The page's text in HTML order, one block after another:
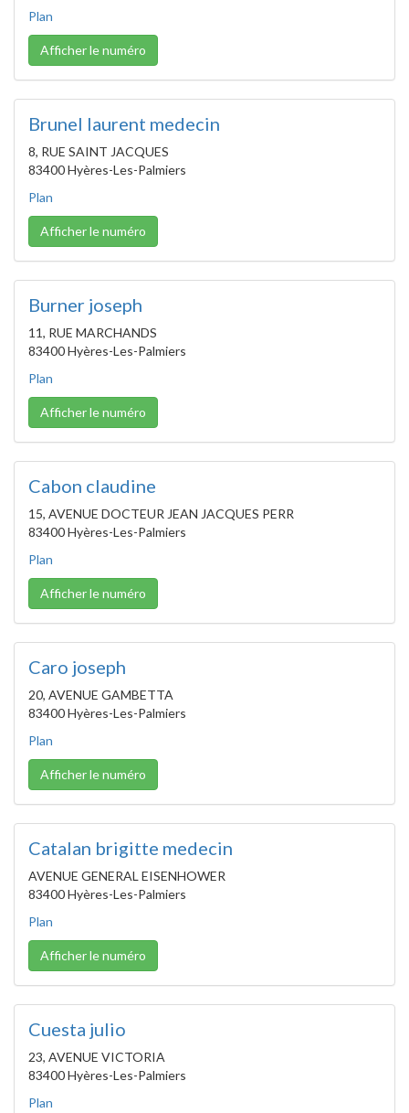
Plan
Afficher le numéro
Brunel laurent medecin
8, RUE SAINT JACQUES
83400 Hyères-Les-Palmiers
Plan
Afficher le numéro
Burner joseph
11, RUE MARCHANDS
83400 Hyères-Les-Palmiers
Plan
Afficher le numéro
Cabon claudine
15, AVENUE DOCTEUR JEAN JACQUES PERR
83400 Hyères-Les-Palmiers
Plan
Afficher le numéro
Caro joseph
20, AVENUE GAMBETTA
83400 Hyères-Les-Palmiers
Plan
Afficher le numéro
Catalan brigitte medecin
AVENUE GENERAL EISENHOWER
83400 Hyères-Les-Palmiers
Plan
Afficher le numéro
Cuesta julio
23, AVENUE VICTORIA
83400 Hyères-Les-Palmiers
Plan